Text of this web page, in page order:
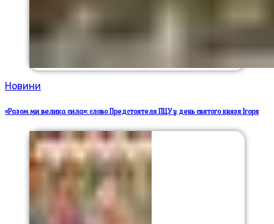
Новини
«Разом ми велика сила»: слово Предстоятеля ПЦУ у день святого князя Ігоря